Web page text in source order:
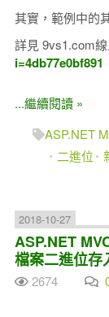
其實，範例中的
詳見 9vs1.com
i=4db77e0bf891
...繼續閱讀 »
ASP.NET
二進位
2018-10-27
ASP.NET
檔案二進位存
2674